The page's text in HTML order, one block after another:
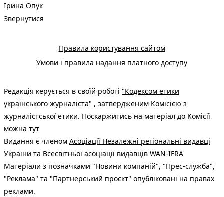
Ірина Опук
Звернутися
Правила користування сайтом
Умови і правила надання платного доступу
Редакція керується в своїй роботі "Кодексом етики
українського журналіста" , затвердженим Комісією з
журналістської етики. Поскаржитись на матеріал до Комісії
можна тут
Видання є членом Асоціації Незалежні регіональні видавці
України та Всесвітньої асоціації видавців WAN-IFRA
Матеріали з позначками "Новини компаній", "Прес-служба",
"Реклама" та "Партнерський проєкт" опубліковані на правах
реклами.